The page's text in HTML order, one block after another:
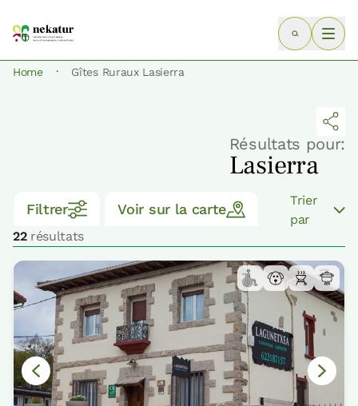
Home · Gîtes Ruraux Lasierra
Résultats pour:
Lasierra
Filtrer Voir sur la carte
22résultats
Trier
par